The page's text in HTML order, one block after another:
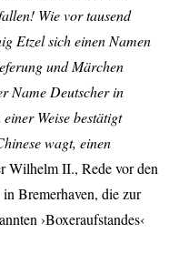
Wie vor tausend
Etzel sich einen Namen
und Märchen
Name Deutscher in
Weise bestätigt
wagt, einen
Wilhelm II., Rede vor den
Bremerhaven, die zur
›Boxeraufstandes‹